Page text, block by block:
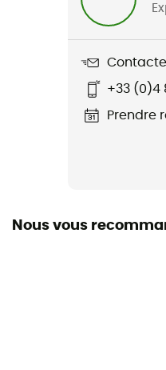
Nom du produit
Women's hybrid vest
+33 (0)4
Prendre
Nous vous